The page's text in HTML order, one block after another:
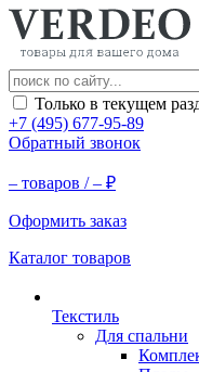
Только в текущем
+7 (495) 677-95-89
Обратный звонок
– товаров /– ₽
Оформить заказ
Каталог товаров
Текстиль
Для спальни